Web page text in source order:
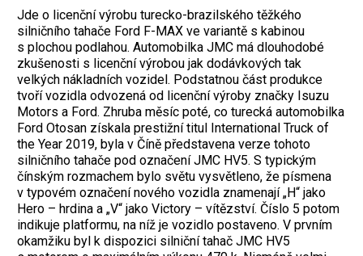
Jde o licenční výrobu turecko-brazilského těžkého
silničního tahače Ford F-MAX ve variantě s kabinou
s plochou podlahou. Automobilka JMC má dlouhodobé
zkušenosti s licenční výrobou jak dodávkových tak
velkých nákladních vozidel. Podstatnou část produkce
tvoří vozidla odvozená od licenční výroby značky Isuzu
Motors a Ford. Zhruba měsíc poté, co turecká automobilka
Ford Otosan získala prestižní titul International Truck of
the Year 2019, byla v Číně představena verze tohoto
silničního tahače pod označení JMC HV5. S typickým
čínským rozmachem bylo světu vysvětleno, že písmena
v typovém označení nového vozidla znamenají „H“ jako
Hero – hrdina a „V“ jako Victory – vítězství. Číslo 5 potom
indikuje platformu, na níž je vozidlo postaveno. V prvním
okamžiku byl k dispozici silniční tahač JMC HV5